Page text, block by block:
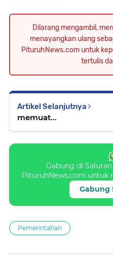
Dilarang mengambil,
menayangkan ulang
PituruhNews.com untuk
tertulis
Artikel Selanjutnya
memuat...
Gabung di
PituruhNews.com untuk
Gabung
Pemerintahan